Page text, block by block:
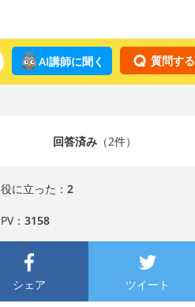
質問する
AI講師に聞く
回答済み（2件）
役に立った： 2
PV： 3158
シェア ツイート